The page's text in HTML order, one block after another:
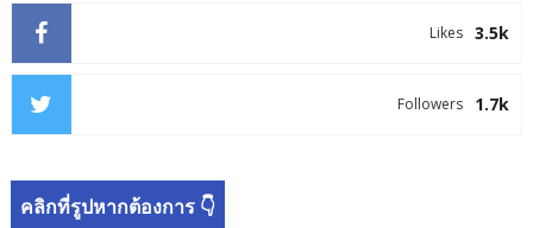
3.5k
Likes
1.7k
Followers
คลิกที่รูปหากต้องการ 👇